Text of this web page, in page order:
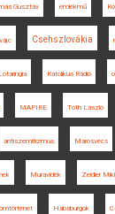
Gusztáv emlékmű
Csehszlovákia
Katolikus Rádió
MAPIRE Tóth László
antiszemitizmus Marosvécs
Muravidék Zeidler
Habsburgok